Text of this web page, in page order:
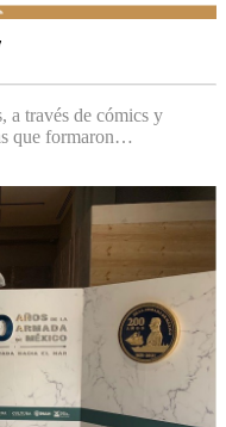
a través de cómics y
que formaron…